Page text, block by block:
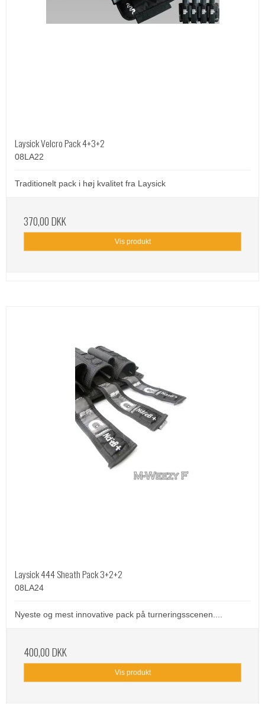
Laysick Velcro Pack 4+3+2
08LA22
Traditionelt pack i høj kvalitet fra Laysick
370,00 DKK
Vis produkt
Laysick 444 Sheath Pack 3+2+2
08LA24
Nyeste og mest innovative pack på turneringsscenen....
400,00 DKK
Vis produkt